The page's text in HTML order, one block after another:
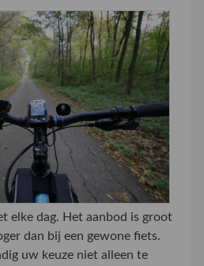
elke dag. Het aanbod is groot
dan bij een gewone fiets.
uw keuze niet alleen te